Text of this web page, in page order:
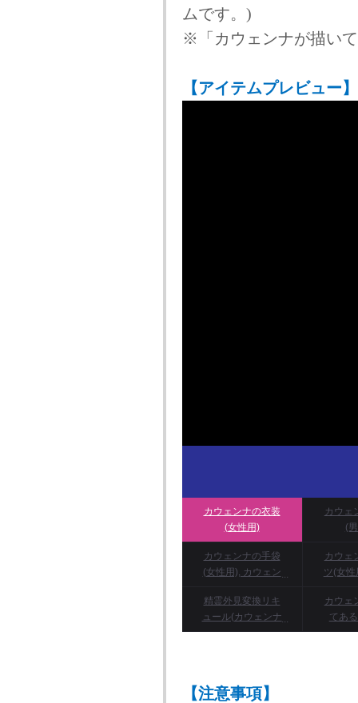
ムです。)
※「カウェンナが描い
【アイテムプレビュー】
カウェンナの衣装
(女性用)
カウェ
(
カウェンナの手袋
(女性用), カウェン
カウェ
ツ(女性
精霊外見変換リキ
ュール(カウェンナ
の能力)
カウェ
てあ
【注意事項】